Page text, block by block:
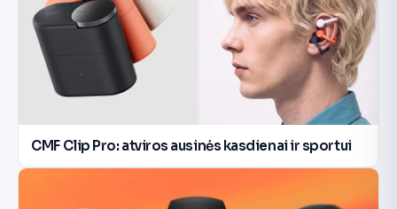
CMF Clip Pro: atviros ausinės kasdienai ir sportui